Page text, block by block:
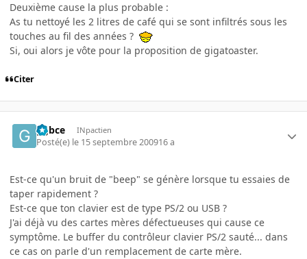
Deuxième cause la plus probable :
As tu nettoyé les 2 litres de café qui se sont infiltrés sous les
touches au fil des années ?
Si, oui alors je vôte pour la proposition de gigatoaster.
Citer
ggbce INpactien
Posté(e) le 15 septembre 200916 a
Est-ce qu'un bruit de "beep" se génère lorsque tu essaies de
taper rapidement ?
Est-ce que ton clavier est de type PS/2 ou USB ?
J'ai déjà vu des cartes mères défectueuses qui cause ce
symptôme. Le buffer du contrôleur clavier PS/2 sauté... dans
ce cas on parle d'un remplacement de carte mère.